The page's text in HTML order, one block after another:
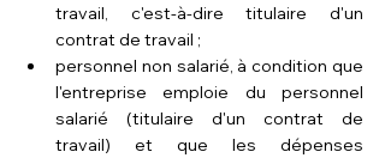
travail, c'est-à-dire titulaire d'un
contrat de travail ;
personnel non salarié, à condition que
l'entreprise emploie du personnel
salarié (titulaire d'un contrat de
travail) et que les dépenses